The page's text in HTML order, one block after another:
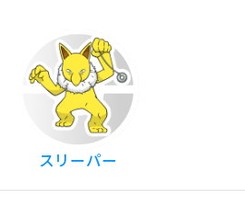
スリーパー